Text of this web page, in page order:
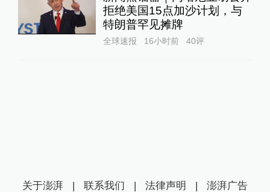
拒绝美国15点加沙计划，与
特朗普罕见摊牌
全球速报 16小时前 40评
关于澎湃 | 联系我们 | 法律声明 | 澎湃广告